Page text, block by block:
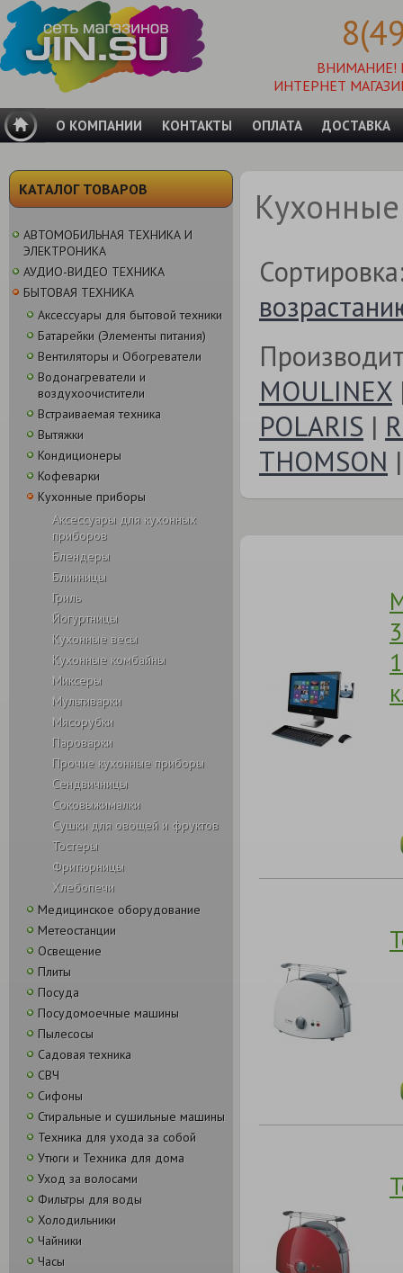
ВНИМАНИЕ!
ИНТЕРНЕТ
О КОМПАНИИ КОНТАКТЫ ОПЛАТА ДОСТАВКА
КАТАЛОГ ТОВАРОВ
АВТОМОБИЛЬНАЯ ТЕХНИКА И
ЭЛЕКТРОНИКА
АУДИО-ВИДЕО ТЕХНИКА
БЫТОВАЯ ТЕХНИКА
Аксессуары для бытовой техники
Батарейки (Элементы питания)
Вентиляторы и Обогреватели
Водонагреватели и
воздухоочистители
Встраиваемая техника
Вытяжки
Кондиционеры
Кофеварки
Кухонные приборы
Аксессуары для кухонных
приборов
Блендеры
Блинницы
Гриль
Йогуртницы
Кухонные весы
Кухонные комбайны
Миксеры
Мультиварки
Мясорубки
Пароварки
Прочие кухонные приборы
Сендвичницы
Соковыжималки
Сушки для овощей и фруктов
Тостеры
Фритюрницы
Хлебопечи
Медицинское оборудование
Метеостанции
Освещение
Плиты
Посуда
Посудомоечные машины
Пылесосы
Садовая техника
СВЧ
Сифоны
Стиральные и сушильные машины
Техника для ухода за собой
Утюги и Техника для дома
Уход за волосами
Фильтры для воды
Холодильники
Чайники
Часы
MOULINEX
POLARIS |
THOMSON